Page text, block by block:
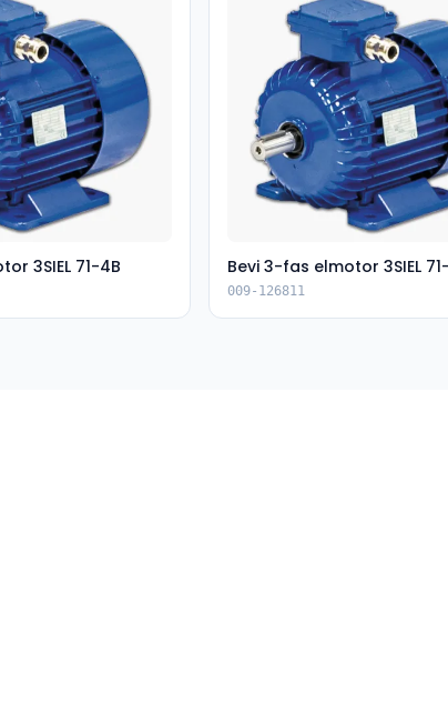
3SIEL 71-4B Bevi 3-fas elmotor 3SIEL
009-126811